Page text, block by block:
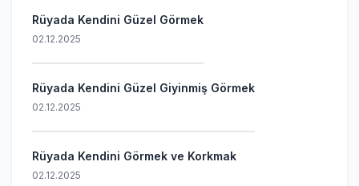
Rüyada Kendini Güzel Görmek
02.12.2025
Rüyada Kendini Güzel Giyinmiş Görmek
02.12.2025
Rüyada Kendini Görmek ve Korkmak
02.12.2025